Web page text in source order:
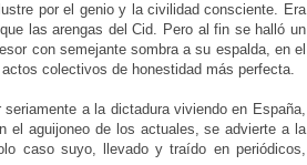
por el genio y la civilidad consciente. Era
las arengas del Cid. Pero al fin se halló un
con semejante sombra a su espalda, en el
colectivos de honestidad más perfecta.
a la dictadura viviendo en España,
el aguijoneo de los actuales, se advierte a la
caso suyo, llevado y traído en periódicos,